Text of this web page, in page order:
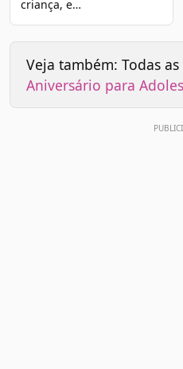
criança, e…
Veja também: Todas as
Aniversário para